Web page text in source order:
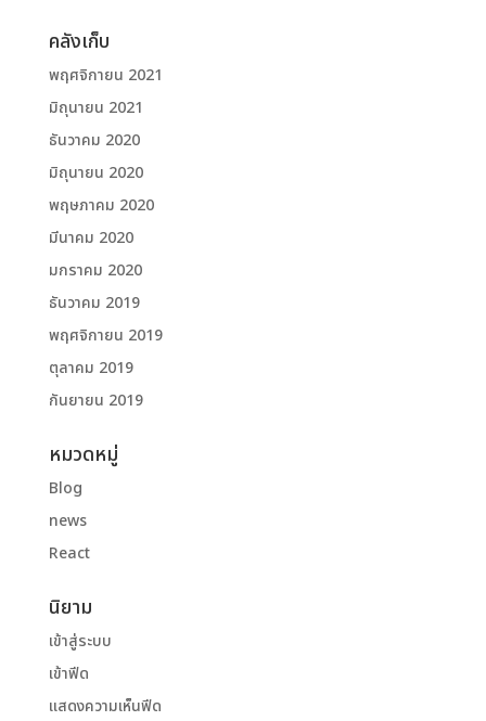
คลังเก็บ
พฤศจิกายน 2021
มิถุนายน 2021
ธันวาคม 2020
มิถุนายน 2020
พฤษภาคม 2020
มีนาคม 2020
มกราคม 2020
ธันวาคม 2019
พฤศจิกายน 2019
ตุลาคม 2019
กันยายน 2019
หมวดหมู่
Blog
news
React
นิยาม
เข้าสู่ระบบ
เข้าฟีด
แสดงความเห็นฟีด